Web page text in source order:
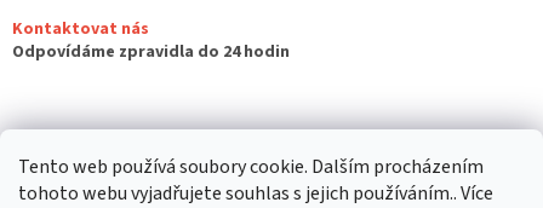
Tento web používá soubory cookie. Dalším procházením
tohoto webu vyjadřujete souhlas s jejich používáním.. Více
Kontaktovat nás
Odpovídáme zpravidla do 24 hodin